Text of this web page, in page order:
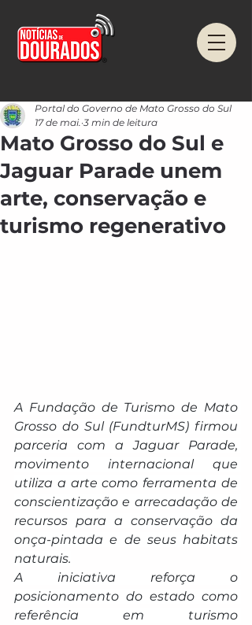
Mato Grosso do Sul e
Jaguar Parade unem
arte, conservação e
turismo regenerativo
Portal do Governo de Mato Grosso do Sul
17 de mai. 3 min de leitura
A Fundação de Turismo de Mato
Grosso do Sul (FundturMS) firmou
parceria com a Jaguar Parade,
movimento internacional que
utiliza a arte como ferramenta de
conscientização e arrecadação de
recursos para a conservação da
onça-pintada e de seus habitats
naturais.
A iniciativa reforça o
posicionamento do estado como
referência em turismo